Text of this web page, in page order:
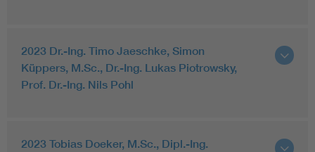
2023 Dr.-Ing. Timo Jaeschke, Simon
Küppers, M.Sc., Dr.-Ing. Lukas Piotrowsky,
Prof. Dr.-Ing. Nils Pohl
2023 Tobias Doeker, M.Sc., Dipl.-Ing.